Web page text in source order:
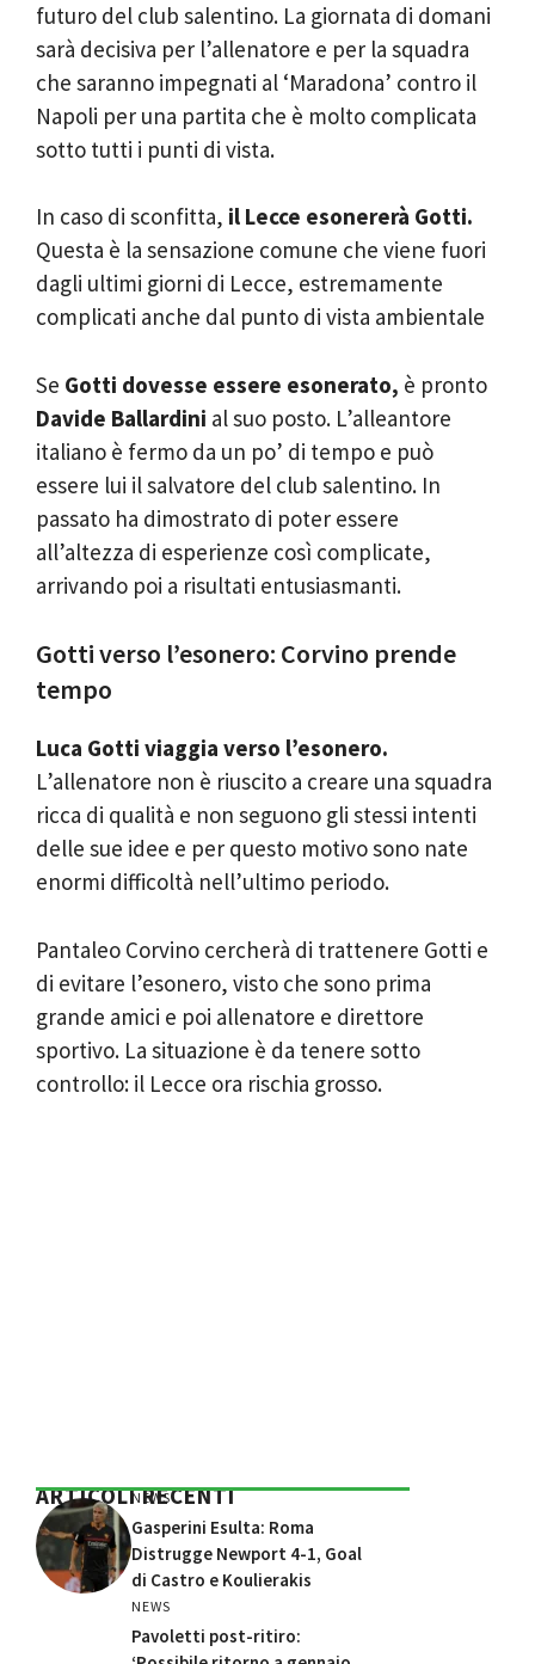
futuro del club salentino. La giornata di domani
sarà decisiva per l’allenatore e per la squadra
che saranno impegnati al ‘Maradona’ contro il
Napoli per una partita che è molto complicata
sotto tutti i punti di vista.
In caso di sconfitta, il Lecce esonererà Gotti.
Questa è la sensazione comune che viene fuori
dagli ultimi giorni di Lecce, estremamente
complicati anche dal punto di vista ambientale
Se Gotti dovesse essere esonerato, è pronto
Davide Ballardini al suo posto. L’alleantore
italiano è fermo da un po’ di tempo e può
essere lui il salvatore del club salentino. In
passato ha dimostrato di poter essere
all’altezza di esperienze così complicate,
arrivando poi a risultati entusiasmanti.
Gotti verso l’esonero: Corvino prende
tempo
Luca Gotti viaggia verso l’esonero.
L’allenatore non è riuscito a creare una squadra
ricca di qualità e non seguono gli stessi intenti
delle sue idee e per questo motivo sono nate
enormi difficoltà nell’ultimo periodo.
Pantaleo Corvino cercherà di trattenere Gotti e
di evitare l’esonero, visto che sono prima
grande amici e poi allenatore e direttore
sportivo. La situazione è da tenere sotto
controllo: il Lecce ora rischia grosso.
ARTICOLI RECENTI
NEWS
Gasperini Esulta: Roma
Distrugge Newport 4-1, Goal
di Castro e Koulierakis
NEWS
Pavoletti post-ritiro: